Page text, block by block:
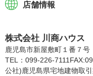
店舗情報
株式会社 川商ハウス
鹿児島市新屋敷町１番７号
TEL：099-226-7111
公社)鹿児島県宅地建物取